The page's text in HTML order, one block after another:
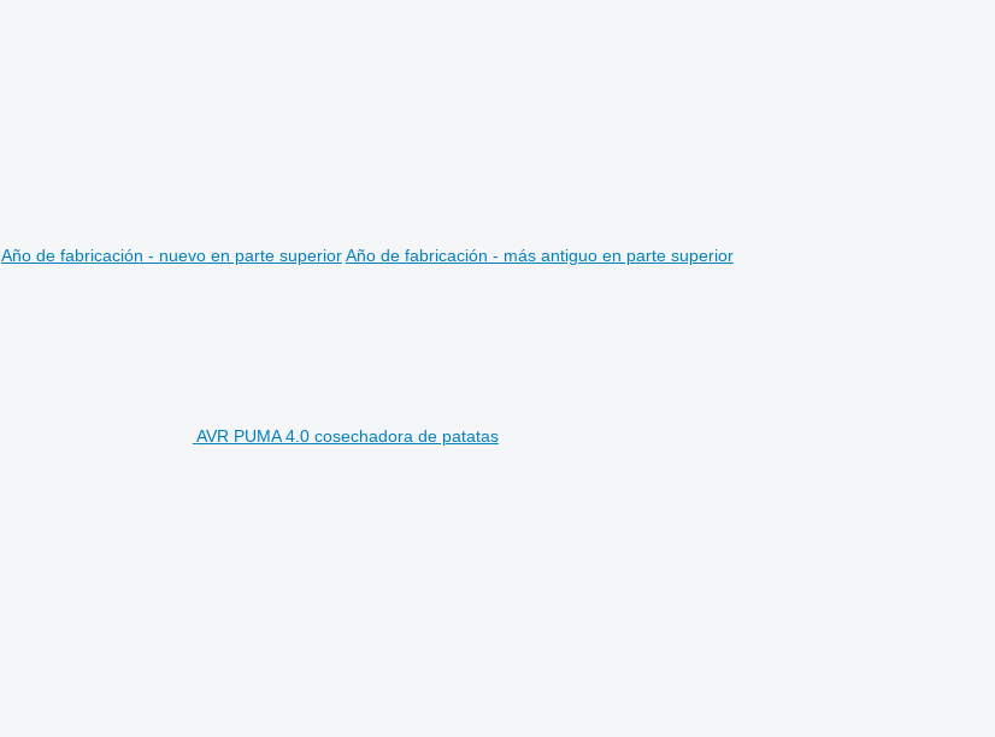
Año de fabricación - nuevo en parte superior Año de fabricación - más antiguo en parte superior
AVR PUMA 4.0 cosechadora de patatas